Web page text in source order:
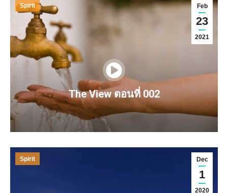
Feb
23
2021
Spirit
The View ตอนที่ 002
Dec
1
2020
Spirit